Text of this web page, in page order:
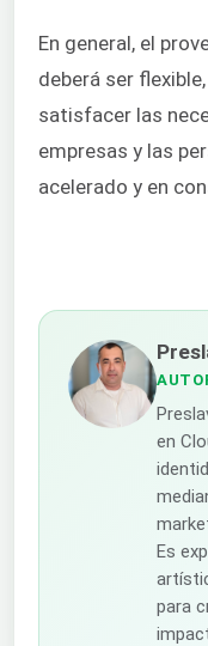
En general, el
deberá ser
satisfacer las
empresas y las
acelerado y en
en
Es
para